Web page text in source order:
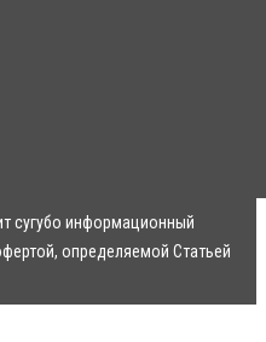
сугубо информационный
определяемой Статьей